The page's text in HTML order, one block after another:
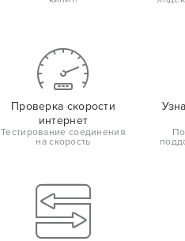
Проверка скорости
интернет
Тестирование соединения
на скорость